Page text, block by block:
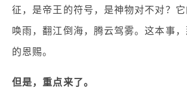
征，是帝王的符号，是神物对不对？
唤雨，翻江倒海，腾云驾雾。这本事
的恩赐。
但是，重点来了。